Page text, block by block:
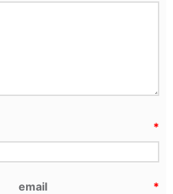
*
email *